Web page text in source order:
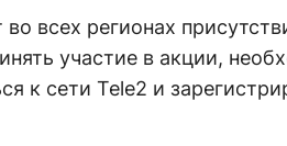
всех регионах
участие в акции,
к сети Tele2 и